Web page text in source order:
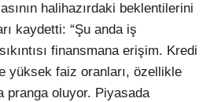
halihazırdaki beklentilerini
kaydetti: “Şu anda iş
finansmana erişim. Kredi
yüksek faiz oranları, özellikle
pranga oluyor. Piyasada